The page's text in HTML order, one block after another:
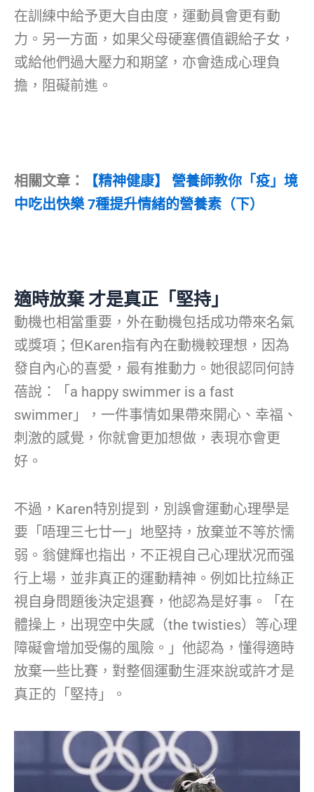
在訓練中給予更大自由度，運動員會更有動
力。另一方面，如果父母硬塞價值觀給子女，
或給他們過大壓力和期望，亦會造成心理負
擔，阻礙前進。
相關文章：
【精神健康】 營養師教你「疫」境
中吃出快樂 7種提升情緒的營養素（下）
適時放棄 才是真正「堅持」
動機也相當重要，外在動機包括成功帶來名氣
或獎項；但Karen指有內在動機較理想，因為
發自內心的喜愛，最有推動力。她很認同何詩
蓓說：「a happy swimmer is a fast
swimmer」，一件事情如果帶來開心、幸福、
刺激的感覺，你就會更加想做，表現亦會更
好。
不過，Karen特別提到，別誤會運動心理學是
要「唔理三七廿一」地堅持，放棄並不等於懦
弱。翁健輝也指出，不正視自己心理狀况而强
行上場，並非真正的運動精神。例如比拉絲正
視自身問題後決定退賽，他認為是好事。「在
體操上，出現空中失感（the twisties）等心理
障礙會增加受傷的風險。」他認為，懂得適時
放棄一些比賽，對整個運動生涯來說或許才是
真正的「堅持」。